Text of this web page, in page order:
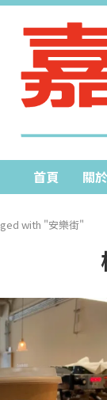
首頁 關
with "安樂街"